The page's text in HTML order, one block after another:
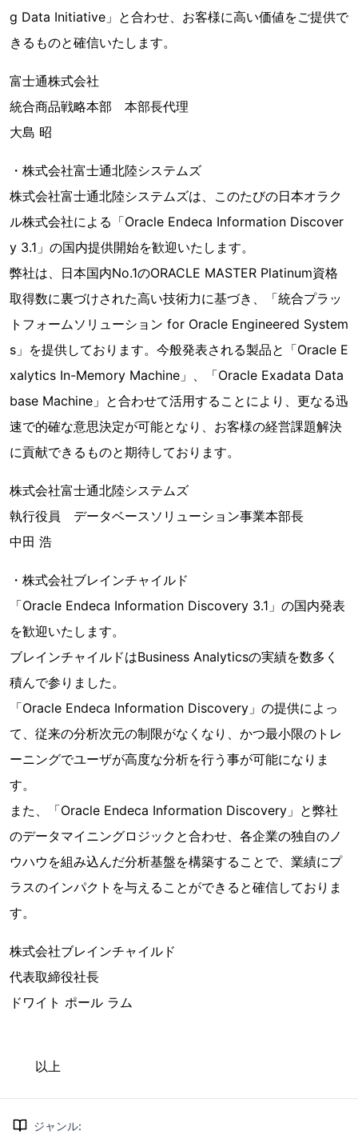
g Data Initiative」と合わせ、お客様に高い価値をご提供で
きるものと確信いたします。
富士通株式会社
統合商品戦略本部 本部長代理
大島 昭
・株式会社富士通北陸システムズ
株式会社富士通北陸システムズは、このたびの日本オラク
ル株式会社による「Oracle Endeca Information Discover
y 3.1」の国内提供開始を歓迎いたします。
弊社は、日本国内No.1のORACLE MASTER Platinum資格
取得数に裏づけされた高い技術力に基づき、「統合プラッ
トフォームソリューション for Oracle Engineered System
s」を提供しております。今般発表される製品と「Oracle E
xalytics In-Memory Machine」、「Oracle Exadata Data
base Machine」と合わせて活用することにより、更なる迅
速で的確な意思決定が可能となり、お客様の経営課題解決
に貢献できるものと期待しております。
株式会社富士通北陸システムズ
執行役員 データベースソリューション事業本部長
中田 浩
・株式会社ブレインチャイルド
「Oracle Endeca Information Discovery 3.1」の国内発表
を歓迎いたします。
ブレインチャイルドはBusiness Analyticsの実績を数多く
積んで参りました。
「Oracle Endeca Information Discovery」の提供によっ
て、従来の分析次元の制限がなくなり、かつ最小限のトレ
ーニングでユーザが高度な分析を行う事が可能になりま
す。
また、「Oracle Endeca Information Discovery」と弊社
のデータマイニングロジックと合わせ、各企業の独自のノ
ウハウを組み込んだ分析基盤を構築することで、業績にプ
ラスのインパクトを与えることができると確信しておりま
す。
株式会社ブレインチャイルド
代表取締役社長
ドワイト ポール ラム
以上
ジャンル: